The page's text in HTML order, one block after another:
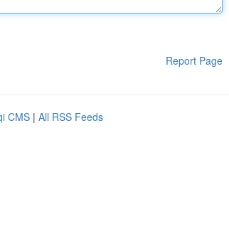
Report Page
CMS | All RSS Feeds